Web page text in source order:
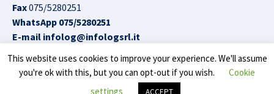
Fax075/5280251
WhatsApp 075/5280251
E-mail infolog@infologsrl.it
Infolog srl © All Rights Reserved |Cookies Policy
This website uses cookies to improve your experience. We'll assume
you're ok with this, but you can opt-out if you wish.
Cookie
settings
ACCEPT